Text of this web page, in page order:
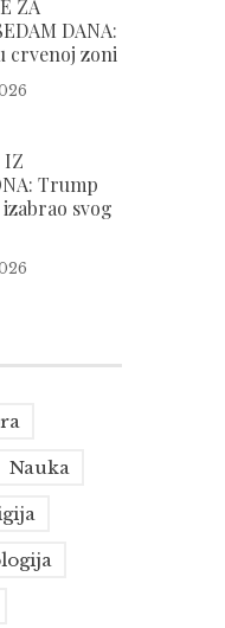
ZA
DANA:
crvenoj zoni
IZ
Trump
svog
Nauka